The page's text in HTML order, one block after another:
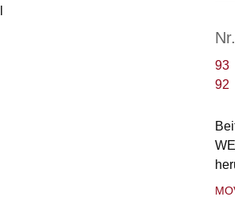
Nr.
93
92